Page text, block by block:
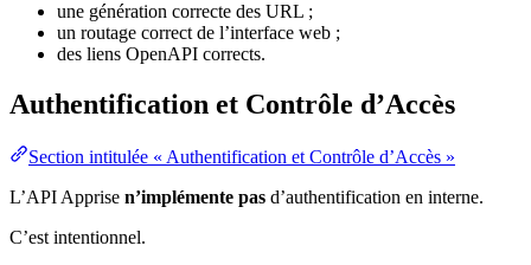
une génération correcte des URL ;
un routage correct de l’interface web ;
des liens OpenAPI corrects.
Authentification et Contrôle d’Accès
Section intitulée « Authentification et Contrôle d’Accès »
L’API Apprise n’implémente pas d’authentification en interne.
C’est intentionnel.